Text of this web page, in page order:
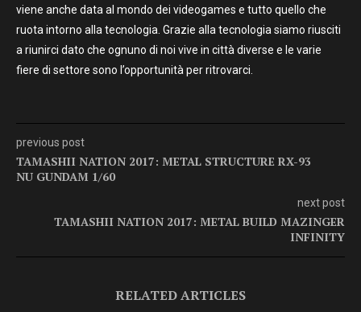
viene anche data al mondo dei videogames e tutto quello che
ruota intorno alla tecnologia. Grazie alla tecnologia siamo riusciti
a riunirci dato che ognuno di noi vive in città diverse e le varie
fiere di settore sono l’opportunità per ritrovarci.
previous post
TAMASHII NATION 2017: METAL STRUCTURE RX-93
NU GUNDAM 1/60
next post
TAMASHII NATION 2017: METAL BUILD MAZINGER
INFINITY
RELATED ARTICLES